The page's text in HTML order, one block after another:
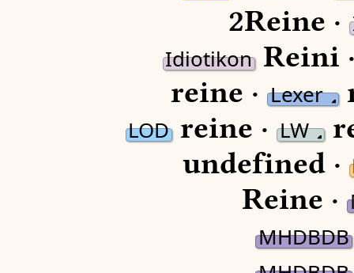
2Reine ·
IdiotikonReini
reine · Lexer
LODreine · LW
undefined ·
Reine ·
MHDBDB